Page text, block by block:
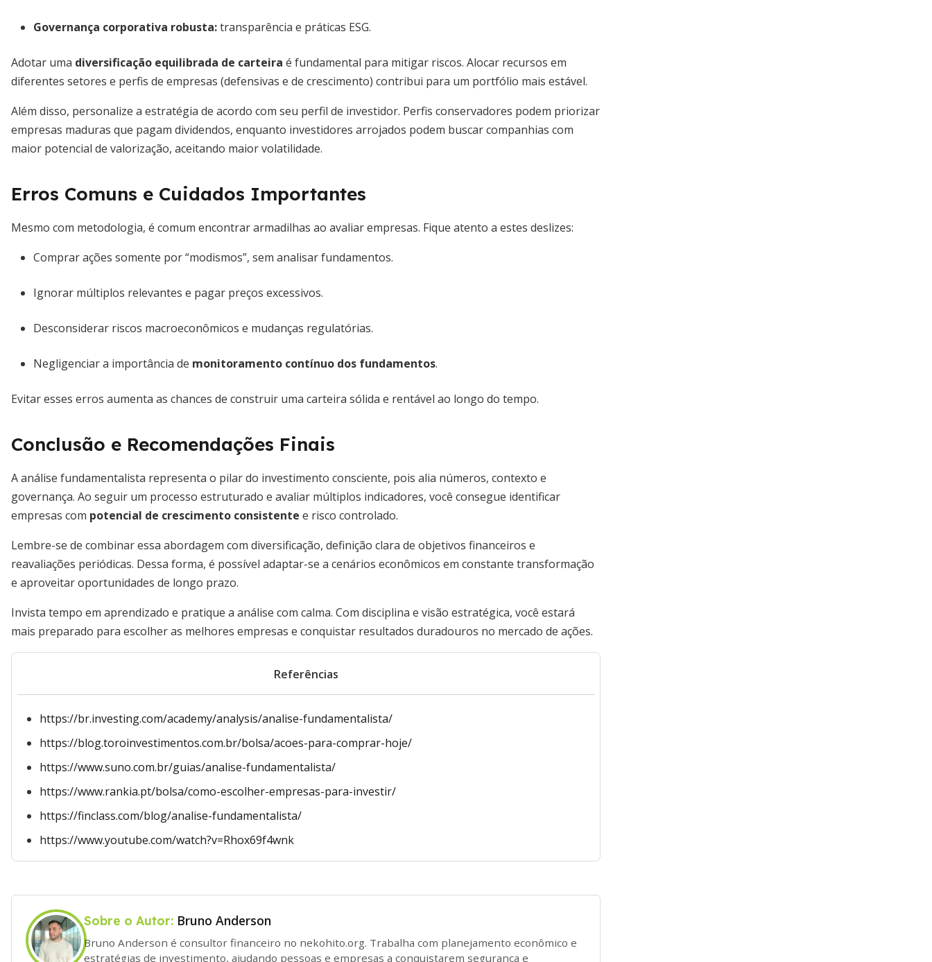
Governança corporativa robusta:transparência e práticas ESG.
Adotar uma diversificação equilibrada de carteira é fundamental para mitigar riscos. Alocar recursos em
diferentes setores e perfis de empresas (defensivas e de crescimento) contribui para um portfólio mais estável.
Além disso, personalize a estratégia de acordo com seu perfil de investidor. Perfis conservadores podem priorizar
empresas maduras que pagam dividendos, enquanto investidores arrojados podem buscar companhias com
maior potencial de valorização, aceitando maior volatilidade.
Erros Comuns e Cuidados Importantes
Mesmo com metodologia, é comum encontrar armadilhas ao avaliar empresas. Fique atento a estes deslizes:
Comprar ações somente por “modismos”, sem analisar fundamentos.
Ignorar múltiplos relevantes e pagar preços excessivos.
Desconsiderar riscos macroeconômicos e mudanças regulatórias.
Negligenciar a importância de monitoramento contínuo dos fundamentos.
Evitar esses erros aumenta as chances de construir uma carteira sólida e rentável ao longo do tempo.
Conclusão e Recomendações Finais
A análise fundamentalista representa o pilar do investimento consciente, pois alia números, contexto e
governança. Ao seguir um processo estruturado e avaliar múltiplos indicadores, você consegue identificar
empresas com potencial de crescimento consistente e risco controlado.
Lembre-se de combinar essa abordagem com diversificação, definição clara de objetivos financeiros e
reavaliações periódicas. Dessa forma, é possível adaptar-se a cenários econômicos em constante transformação
e aproveitar oportunidades de longo prazo.
Invista tempo em aprendizado e pratique a análise com calma. Com disciplina e visão estratégica, você estará
mais preparado para escolher as melhores empresas e conquistar resultados duradouros no mercado de ações.
Referências
https://br.investing.com/academy/analysis/analise-fundamentalista/
https://blog.toroinvestimentos.com.br/bolsa/acoes-para-comprar-hoje/
https://www.suno.com.br/guias/analise-fundamentalista/
https://www.rankia.pt/bolsa/como-escolher-empresas-para-investir/
https://finclass.com/blog/analise-fundamentalista/
https://www.youtube.com/watch?v=Rhox69f4wnk
Sobre o Autor: Bruno Anderson
Bruno Anderson é consultor financeiro no nekohito.org. Trabalha com planejamento econômico e
estratégias de investimento, ajudando pessoas e empresas a conquistarem segurança e